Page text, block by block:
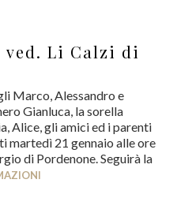
ved. Li Calzi di
Marco, Alessandro e
Gianluca, la sorella
Alice, gli amici ed i parenti
martedì 21 gennaio alle ore
di Pordenone. Seguirà la